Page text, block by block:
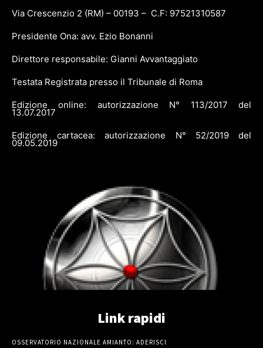
Via Crescenzio 2 (RM) – 00193 – C.F: 97521310587
Presidente Ona: avv. Ezio Bonanni
Direttore responsabile: Gianni Avvantaggiato
Testata Registrata presso il Tribunale di Roma
Edizione online: autorizzazione N° 113/2017 del
13.07.2017
Edizione cartacea: autorizzazione N° 52/2019 del
09.05.2019
Link rapidi
OSSERVATORIO NAZIONALE AMIANTO: ADERISCI